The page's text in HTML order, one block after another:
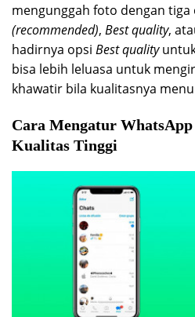
mengunggah foto dengan
(recommended), Best quality,
hadirnya opsi Best quality
bisa lebih leluasa untuk
khawatir bila kualitasnya
Cara Mengatur
Kualitas Tinggi